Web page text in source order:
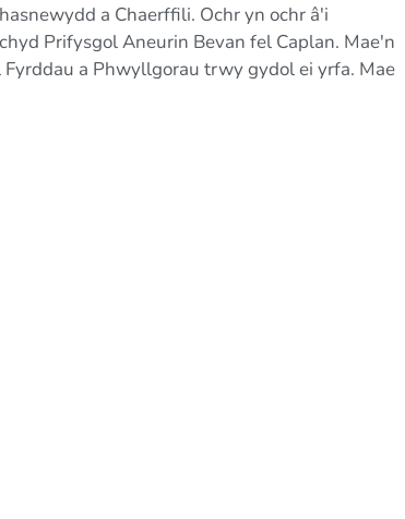
a Chaerffili. Ochr yn ochr â'i
Prifysgol Aneurin Bevan fel Caplan. Mae'n
a Phwyllgorau trwy gydol ei yrfa. Mae